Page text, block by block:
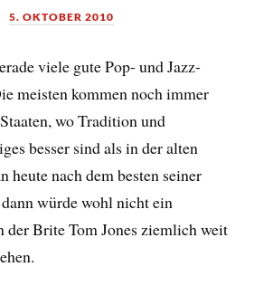
5. OKTOBER 2010
viele gute Pop- und Jazz-
meisten kommen noch immer
wo Tradition und
besser sind als in der alten
heute nach dem besten seiner
würde wohl nicht ein
der Brite Tom Jones ziemlich weit